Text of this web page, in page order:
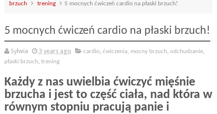
brzuch
trening 5 mocnych ćwiczeń cardio na płaski brzuch!
5 mocnych ćwiczeń cardio na płaski brzuch!
Sylwia 3 years ago cardio, ćwiczenia, mocny brzuch, odchudzanie,
płaski brzuch, trening
Każdy z nas uwielbia ćwiczyć mięśnie
brzucha i jest to część ciała, nad która w
równym stopniu pracują panie i